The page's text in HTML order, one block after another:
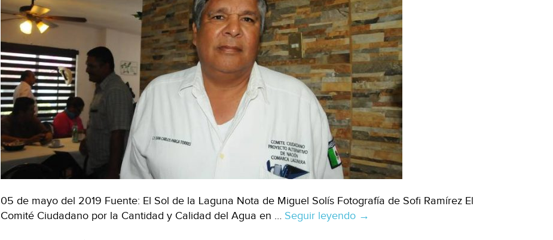
05 de mayo del 2019 Fuente: El Sol de la Laguna Nota de Miguel Solís Fotografía de Sofi Ramírez El
Comité Ciudadano por la Cantidad y Calidad del Agua en … Seguir leyendo Durango:
→